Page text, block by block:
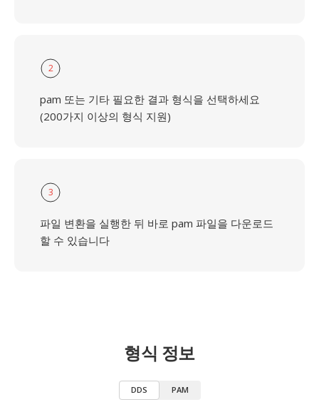
2
pam 또는 기타 필요한 결과 형식을 선택하세요
(200가지 이상의 형식 지원)
3
파일 변환을 실행한 뒤 바로 pam 파일을 다운로드
할 수 있습니다
형식 정보
DDS PAM